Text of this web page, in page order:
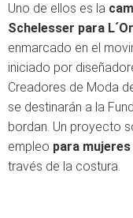
Uno de ellos es la
Schelesser para
enmarcado en el
iniciado por
Creadores de Moda
se destinarán a la
bordan. Un proyecto
empleo para
través de la costura.